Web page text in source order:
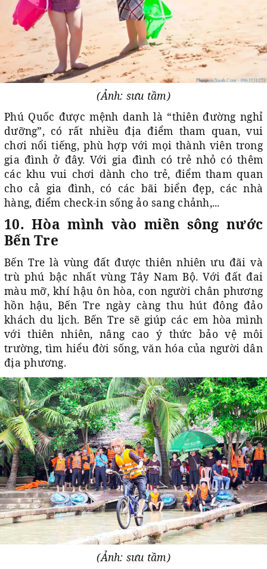
(Ảnh: sưu tầm)
Phú Quốc được mệnh danh là “thiên đường nghỉ
dưỡng”, có rất nhiều địa điểm tham quan, vui
chơi nổi tiếng, phù hợp với mọi thành viên trong
gia đình ở đây. Với gia đình có trẻ nhỏ có thêm
các khu vui chơi dành cho trẻ, điểm tham quan
cho cả gia đình, có các bãi biển đẹp, các nhà
hàng, điểm check-in sống ảo sang chảnh,...
10. Hòa mình vào miền sông nước
Bến Tre
Bến Tre là vùng đất được thiên nhiên ưu đãi và
trù phú bậc nhất vùng Tây Nam Bộ. Với đất đai
màu mỡ, khí hậu ôn hòa, con người chân phương
hồn hậu, Bến Tre ngày càng thu hút đông đảo
khách du lịch. Bến Tre sẽ giúp các em hòa mình
với thiên nhiên, nâng cao ý thức bảo vệ môi
trường, tìm hiểu đời sống, văn hóa của người dân
địa phương.
(Ảnh: sưu tầm)